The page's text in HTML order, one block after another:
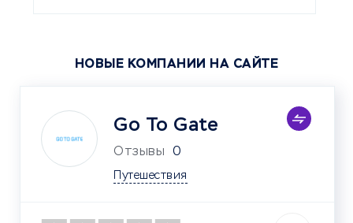
НОВЫЕ КОМПАНИИ НА САЙТЕ
Go To Gate
Отзывы 0
Путешествия